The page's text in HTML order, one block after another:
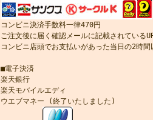
コンビニ決済手数料一律470円
ご注文後に届く確認メールに記載されている
コンビニ店頭でお支払いがあった当日の2時
■電子決済
楽天銀行
楽天モバイルエディ
ウエブマネー (終了いたしました)